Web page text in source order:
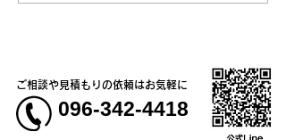
ご相談や見積もりの依頼はお気軽に
096-342-4418